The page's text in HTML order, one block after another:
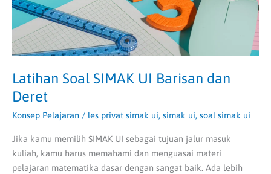
Latihan Soal SIMAK UI Barisan dan
Deret
Konsep Pelajaran / les privat simak ui, simak ui, soal simak ui
Jika kamu memilih SIMAK UI sebagai tujuan jalur masuk
kuliah, kamu harus memahami dan menguasai materi
pelajaran matematika dasar dengan sangat baik. Ada lebih